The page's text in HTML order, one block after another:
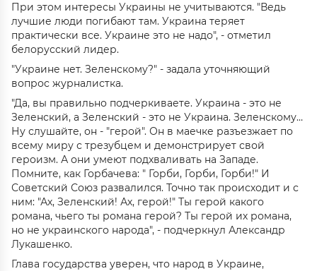
При этом интересы Украины не учитываются. "Ведь
лучшие люди погибают там. Украина теряет
практически все. Украине это не надо", - отметил
белорусский лидер.
"Украине нет. Зеленскому?" - задала уточняющий
вопрос журналистка.
"Да, вы правильно подчеркиваете. Украина - это не
Зеленский, а Зеленский - это не Украина. Зеленскому…
Ну слушайте, он - "герой". Он в маечке разъезжает по
всему миру с трезубцем и демонстрирует свой
героизм. А они умеют подхваливать на Западе.
Помните, как Горбачева: " Горби, Горби, Горби!" И
Советский Союз развалился. Точно так происходит и с
ним: "Ах, Зеленский! Ах, герой!" Ты герой какого
романа, чьего ты романа герой? Ты герой их романа,
но не украинского народа", - подчеркнул Александр
Лукашенко.
Глава государства уверен, что народ в Украине,